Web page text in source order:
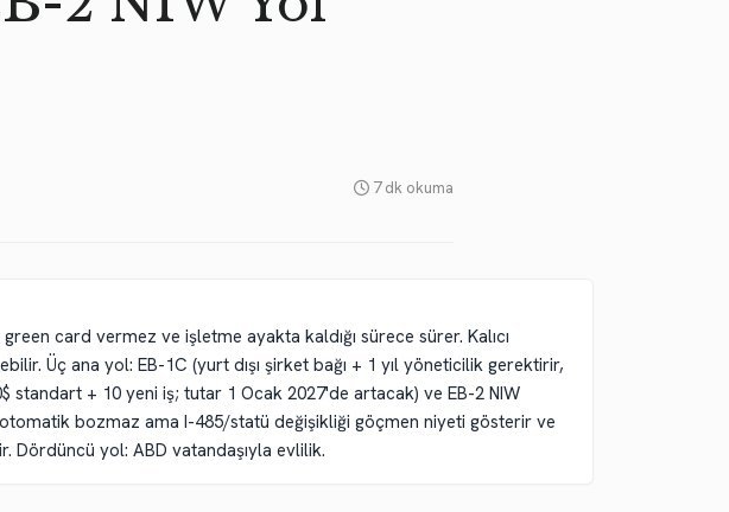
7 dk okuma
card vermez ve işletme ayakta kaldığı sürece sürer. Kalıcı
Üç ana yol: EB-1C (yurt dışı şirket bağı + 1 yıl yöneticilik gerektirir,
standart + 10 yeni iş; tutar 1 Ocak 2027'de artacak) ve EB-2 NIW
bozmaz ama I-485/statü değişikliği göçmen niyeti gösterir ve
Dördüncü yol: ABD vatandaşıyla evlilik.